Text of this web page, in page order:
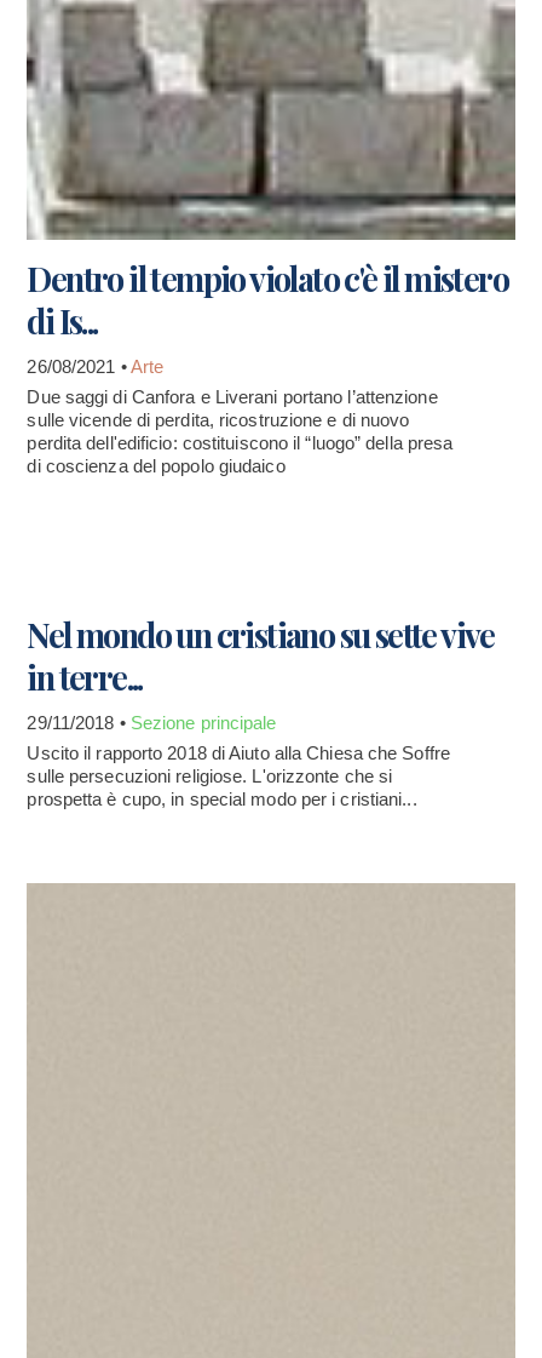
Dentro il tempio violato c'è il mistero
di Is...
26/08/2021 •Arte
Due saggi di Canfora e Liverani portano l’attenzione
sulle vicende di perdita, ricostruzione e di nuovo
perdita dell'edificio: costituiscono il “luogo” della presa
di coscienza del popolo giudaico
Nel mondo un cristiano su sette vive
in terre...
29/11/2018 • Sezione principale
Uscito il rapporto 2018 di Aiuto alla Chiesa che Soffre
sulle persecuzioni religiose. L'orizzonte che si
prospetta è cupo, in special modo per i cristiani...